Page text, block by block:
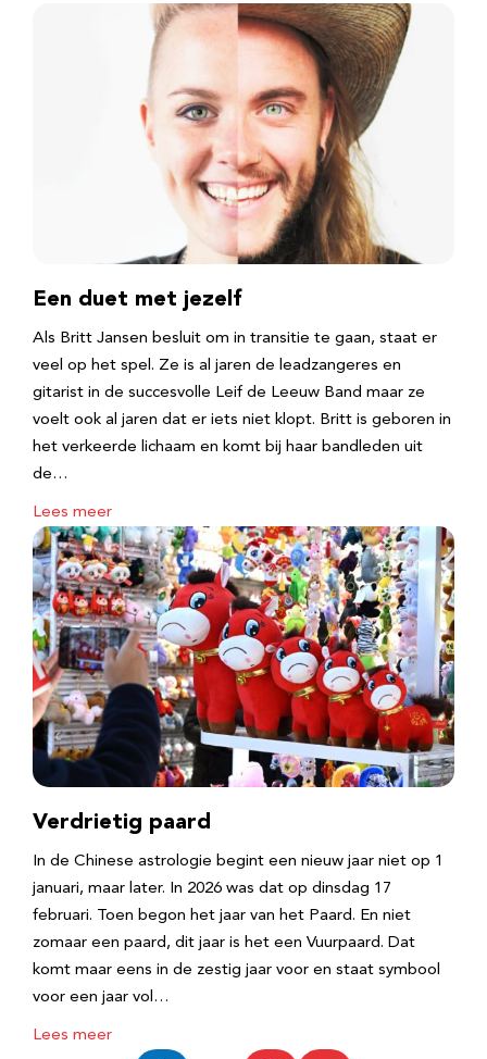
Een duet met jezelf
Als Britt Jansen besluit om in transitie te gaan, staat er
veel op het spel. Ze is al jaren de leadzangeres en
gitarist in de succesvolle Leif de Leeuw Band maar ze
voelt ook al jaren dat er iets niet klopt. Britt is geboren in
het verkeerde lichaam en komt bij haar bandleden uit
de…
Lees meer
Verdrietig paard
In de Chinese astrologie begint een nieuw jaar niet op 1
januari, maar later. In 2026 was dat op dinsdag 17
februari. Toen begon het jaar van het Paard. En niet
zomaar een paard, dit jaar is het een Vuurpaard. Dat
komt maar eens in de zestig jaar voor en staat symbool
voor een jaar vol…
Lees meer